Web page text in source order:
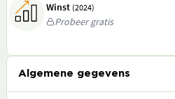
Winst (2024)
Probeer gratis
Algemene gegevens